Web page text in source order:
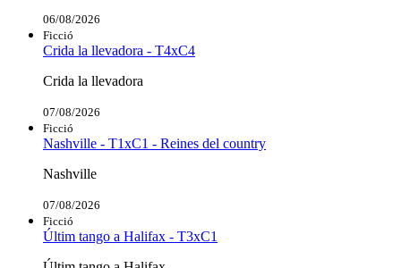
06/08/2026
Ficció
Crida la llevadora - T4xC4
Crida la llevadora
07/08/2026
Ficció
Nashville - T1xC1 - Reines del country
Nashville
07/08/2026
Ficció
Últim tango a Halifax - T3xC1